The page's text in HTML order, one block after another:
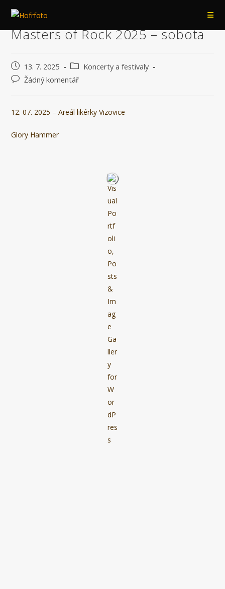
obsahuMasters of Rock 2025 – sobota
Příspěvek
byl
publikován
13. 7. 2025
Rubriky
příspěvku
Koncerty a festivaly
Komentáře
Žádný komentář
12. 07. 2025 – Areál likérky Vizovice
Glory Hammer